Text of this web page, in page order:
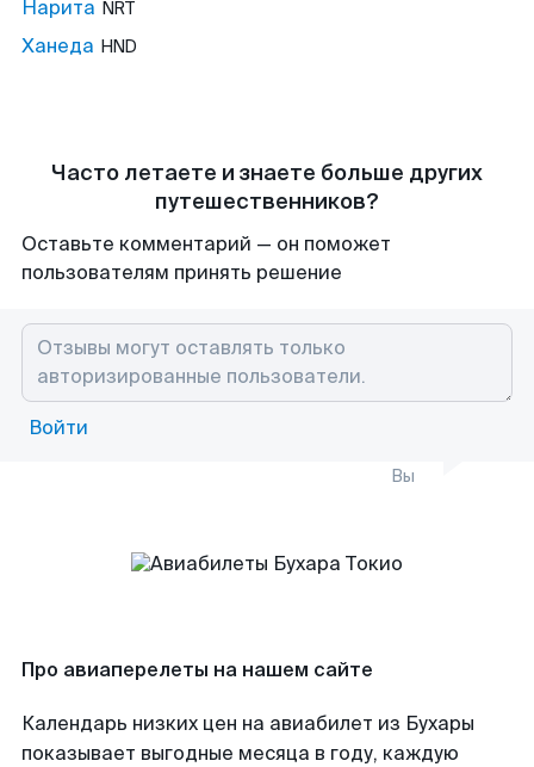
Нарита NRT
Ханеда HND
Часто летаете и знаете больше других
путешественников?
Оставьте комментарий — он поможет
пользователям принять решение
Войти
Вы
Про авиаперелеты на нашем сайте
Календарь низких цен на авиабилет из Бухары
показывает выгодные месяца в году, каждую